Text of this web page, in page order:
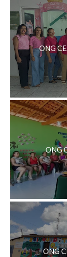
ONG
ONG
ONG